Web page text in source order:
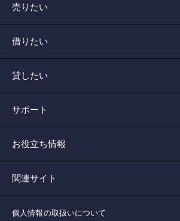
売りたい
借りたい
貸したい
サポート
お役立ち情報
関連サイト
個人情報の取扱いについて